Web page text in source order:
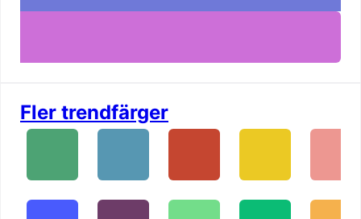
Fler trendfärger